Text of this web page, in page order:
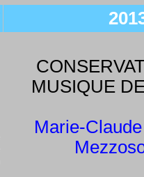
MUSIQUE
Marie-